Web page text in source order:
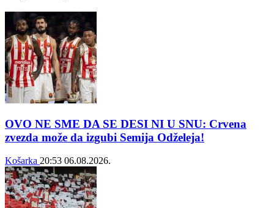
OVO NE SME DA SE DESI NI U SNU: Crvena
zvezda može da izgubi Semija Odželeja!
Košarka 20:53 06.08.2026.